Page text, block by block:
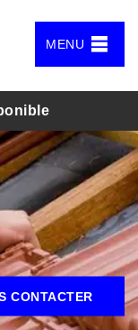
MENU
CONTACTER